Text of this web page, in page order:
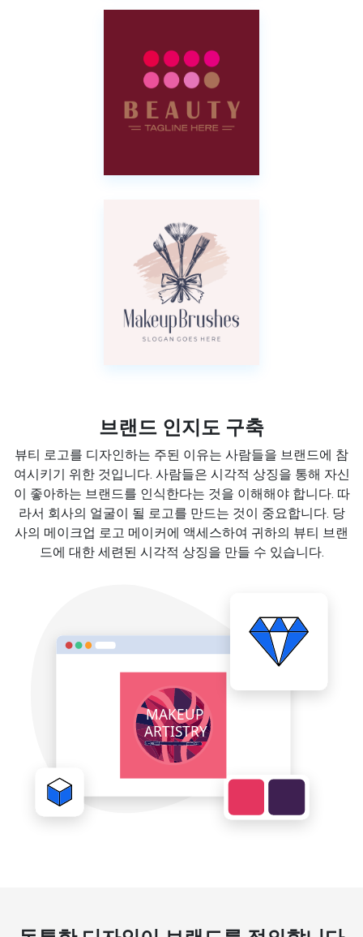
브랜드 인지도 구축
뷰티 로고를 디자인하는 주된 이유는 사람들을 브랜드에 참
여시키기 위한 것입니다. 사람들은 시각적 상징을 통해 자신
이 좋아하는 브랜드를 인식한다는 것을 이해해야 합니다. 따
라서 회사의 얼굴이 될 로고를 만드는 것이 중요합니다. 당
사의 메이크업 로고 메이커에 액세스하여 귀하의 뷰티 브랜
드에 대한 세련된 시각적 상징을 만들 수 있습니다.